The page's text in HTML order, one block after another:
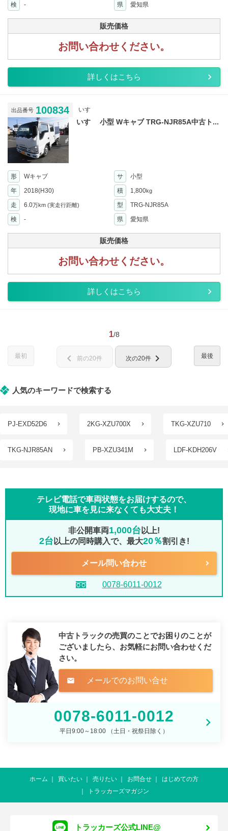
検
- 県 愛知県
販売価格
お問い合わせください。
詳しくはこちら
出品番号 100834 いすゞ
いすゞ 小型 Wキャブ TRG-NJR85A中古ト...
形 Wキャブ サ
小型
年
2018(H30) 積 1,800kg
走 6.0万km (実走行距離) 型
TRG-NJR85A
検
- 県 愛知県
販売価格
お問い合わせください。
詳しくはこちら
1/8
最初 最後
chevron_left 前の20件 次の20件 chevron_right
人気のキーワードで検索する
PJ-EXD52D6 2KG-XZU700X TKG-XZU710
TKG-NJR85AN PB-XZU341M LDF-KDH206V
テレビ電話で車両状態をお届けするので、
現地に車を見に来なくても大丈夫！
非公開車両1,000台 以上!
2台 以上の同時購入で、最大20％割引き!
メール問い合わせ
0078-6011-0012
中古トラックの売買のことでお困りのことが
ございましたら、 お気軽にお問い合わせくだ
さい。
mail メールでのお問い合せ
0078-6011-0012
平日9:00～18:00 （土日・祝祭日除く）
ホーム 買いたい 売りたい お問合せ
はじめての方
トラッカーズマガジン
トラッカーズ公式LINE@